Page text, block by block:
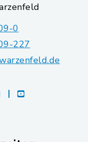
0
227
whatsappyoutube